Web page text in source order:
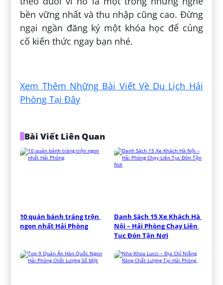
bền vững nhất và thu nhập cũng cao. Đừng
ngại ngần đăng ký một khóa học để củng
cố kiến thức ngay bạn nhé.
Xem Thêm Những Bài Viết Về Du Lịch Hải
Phòng Tại Đây
Bài Viết Liên Quan
10 quán bánh tráng trộn
ngon nhất Hải Phòng
Danh Sách 15 Xe Khách Hà
Nội – Hải Phòng Chạy Liên
Tục Đón Tận Nơi